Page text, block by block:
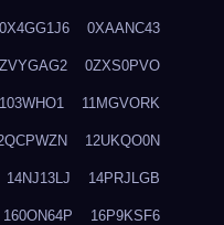
0X4GG1J6 0XAANC43
0ZXS0PVO
11MGVORK
12UKQO0N
14NJ13LJ 14PRJLGB
160ON64P 16P9KSF6